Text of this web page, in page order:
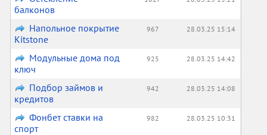
балконов
Напольное покрытие
Kitstone
967 28.03.25 15:14
Модульные дома под
ключ
925 28.03.25 14:42
Подбор займов и
кредитов
942 28.03.25 14:08
Фонбет ставки на
спорт
982 28.03.25 10:31